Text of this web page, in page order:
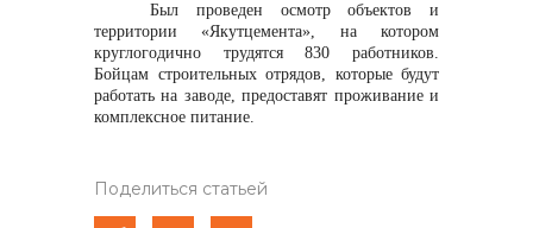
Был проведен осмотр объектов и
территории «Якутцемента», на котором
круглогодично трудятся 830 работников.
Бойцам строительных отрядов, которые будут
работать на заводе, предоставят проживание и
комплексное питание.
Поделиться статьей